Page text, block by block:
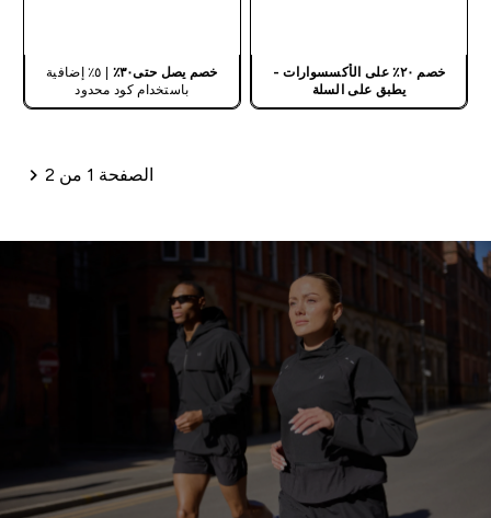
خصم ٢٠٪ على الأكسسوارات -
يطبق على السلة
خصم يصل حتى٣٠٪
| ٥٪ إضافية
باستخدام كود محدود
ترقيم الصفحات
الصفحة 1 من 2